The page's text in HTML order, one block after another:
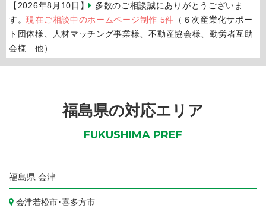
【2026年8月10日】
多数のご相談誠にありがとうございま
す。現在ご相談中のホームページ制作 5件 （６次産業化サポー
ト団体様、人材マッチング事業様、不動産協会様、勤労者互助
会様 他）
福島県の対応エリア
FUKUSHIMA PREF
福島県 会津
会津若松市･喜多方市